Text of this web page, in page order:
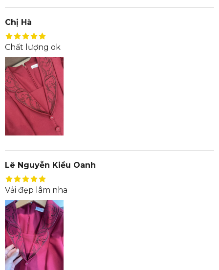
Chị Hà
Chất lượng ok
Lê Nguyễn Kiều Oanh
Vải đẹp lâm nha